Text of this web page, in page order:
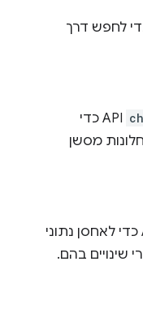
לחפש דרך
API כדי
מסשן
API כדי לאחסן נתוני
שינויים בהם.